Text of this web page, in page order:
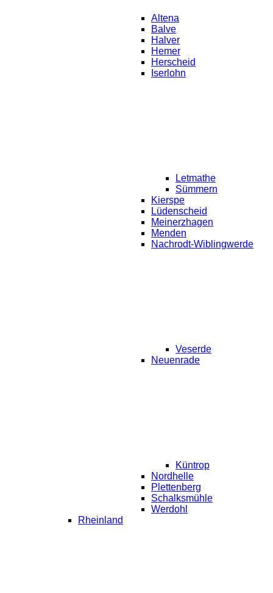
Altena
Balve
Halver
Hemer
Herscheid
Iserlohn
Letmathe
Sümmern
Kierspe
Lüdenscheid
Meinerzhagen
Menden
Nachrodt-Wiblingwerde
Veserde
Neuenrade
Küntrop
Nordhelle
Plettenberg
Schalksmühle
Werdohl
Rheinland